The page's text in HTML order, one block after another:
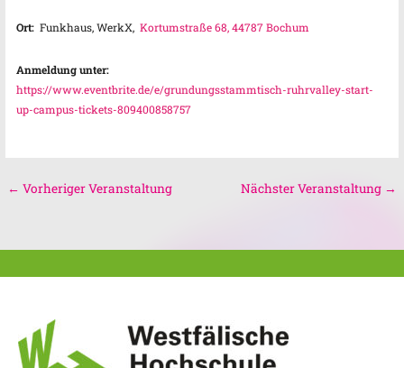
Ort: Funkhaus, WerkX,Kortumstraße68, 44787 Bochum
Anmeldung unter:
https://www.eventbrite.de/e/grundungsstammtisch-ruhrvalley-start-
up-campus-tickets-809400858757
← Vorheriger Veranstaltung Nächster Veranstaltung →